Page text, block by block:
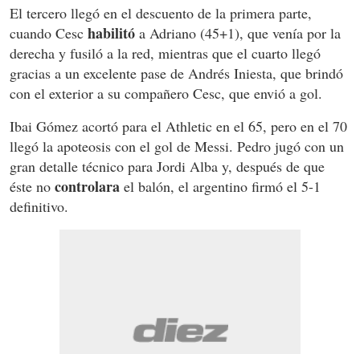
El tercero llegó en el descuento de la primera parte,
cuando Cesc habilitó a Adriano (45+1), que venía por la
derecha y fusiló a la red, mientras que el cuarto llegó
gracias a un excelente pase de Andrés Iniesta, que brindó
con el exterior a su compañero Cesc, que envió a gol.
Ibai Gómez acortó para el Athletic en el 65, pero en el 70
llegó la apoteosis con el gol de Messi. Pedro jugó con un
gran detalle técnico para Jordi Alba y, después de que
éste no controlara el balón, el argentino firmó el 5-1
definitivo.